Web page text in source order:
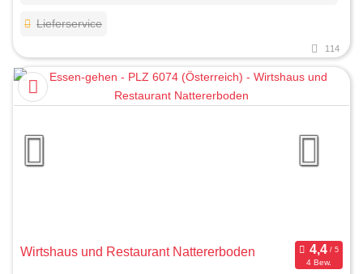
Lieferservice
114
Wirtshaus und Restaurant Nattererboden
4 Bew.